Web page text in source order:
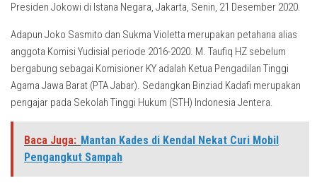
Presiden Jokowi di Istana Negara, Jakarta, Senin, 21 Desember 2020.
Adapun Joko Sasmito dan Sukma Violetta merupakan petahana alias
anggota Komisi Yudisial periode 2016-2020. M. Taufiq HZ sebelum
bergabung sebagai Komisioner KY adalah Ketua Pengadilan Tinggi
Agama Jawa Barat (PTA Jabar). Sedangkan Binziad Kadafi merupakan
pengajar pada Sekolah Tinggi Hukum (STH) Indonesia Jentera.
Baca Juga: Mantan Kades di Kendal Nekat Curi Mobil
Pengangkut Sampah